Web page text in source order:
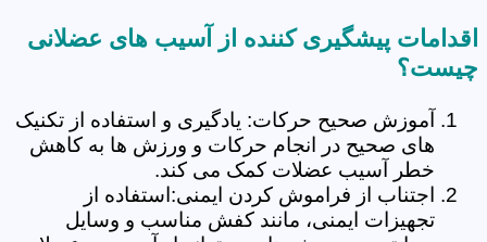
اقدامات پیشگیری کننده از آسیب های عضلانی
چیست؟
آموزش صحیح حرکات: یادگیری و استفاده از تکنیک
های صحیح در انجام حرکات و ورزش ها به کاهش
خطر آسیب عضلات کمک می کند.
اجتناب از فراموش کردن ایمنی:استفاده از
تجهیزات ایمنی، مانند کفش مناسب و وسایل